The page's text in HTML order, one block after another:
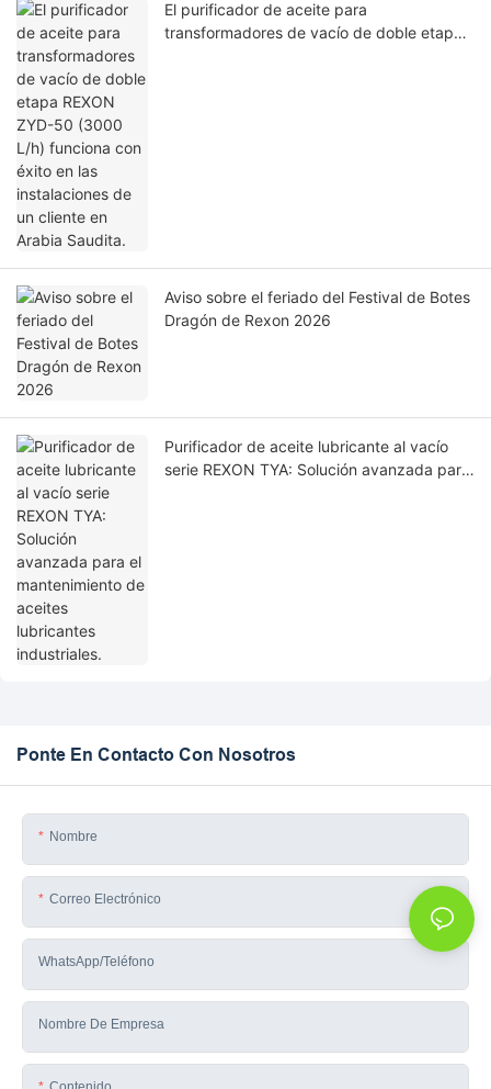
El purificador de aceite para
transformadores de vacío de doble etapa
Aviso sobre el feriado del Festival de Botes
Dragón de Rexon 2026
Purificador de aceite lubricante al vacío
serie REXON TYA: Solución avanzada para
Ponte En Contacto Con Nosotros
Nombre
Correo Electrónico
WhatsApp/teléfono
Nombre De Empresa